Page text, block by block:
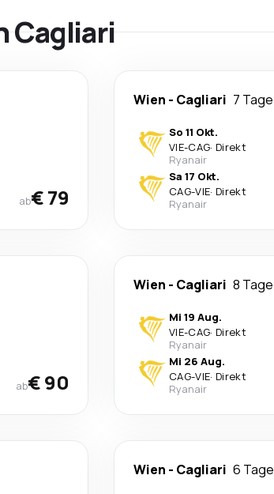
Cagliari
ab€ 79
Wien - Cagliari 7 Tage
So 11 Okt.
VIE-CAG· Direkt
Ryanair
Sa 17 Okt.
CAG-VIE· Direkt
Ryanair
ab€ 90
Wien - Cagliari 8 Tage
Mi 19 Aug.
VIE-CAG· Direkt
Ryanair
Mi 26 Aug.
CAG-VIE· Direkt
Ryanair
Wien - Cagliari 6 Tage